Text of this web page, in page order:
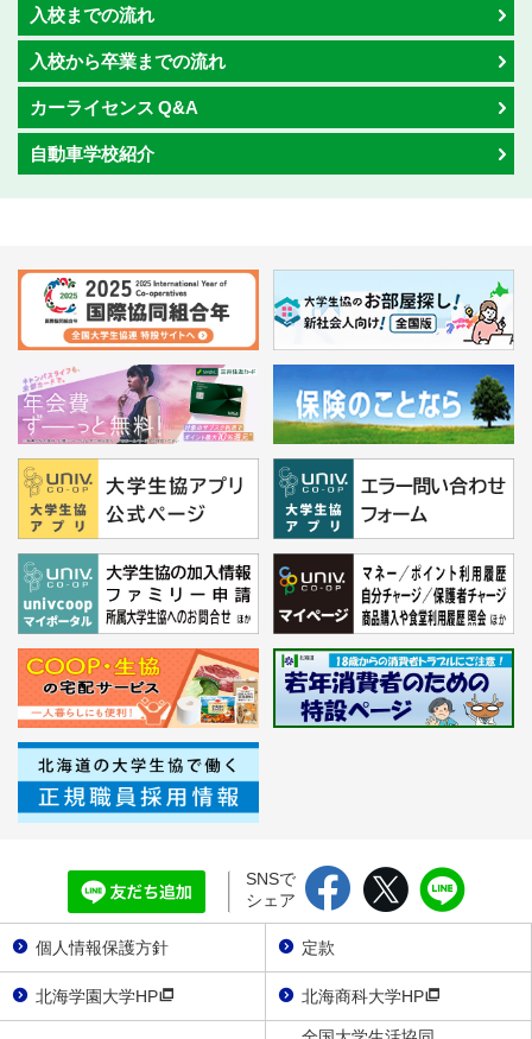
入校までの流れ
入校から卒業までの流れ
カーライセンス Q&A
自動車学校紹介
SNSで
シェア
個人情報保護方針
定款
北海学園大学HP 北海商科大学HP